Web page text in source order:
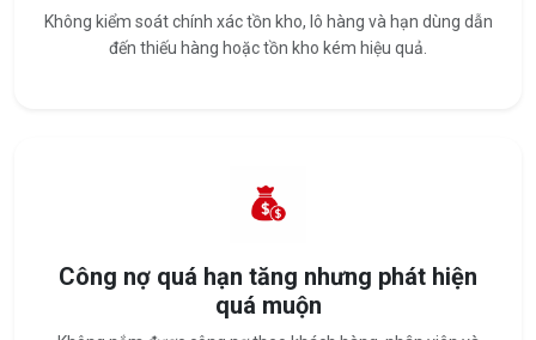
Không kiểm soát chính xác tồn kho, lô hàng và hạn dùng dẫn
đến thiếu hàng hoặc tồn kho kém hiệu quả.
Công nợ quá hạn tăng nhưng phát hiện
quá muộn